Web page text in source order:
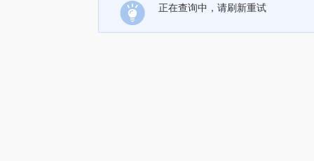
正在查询中，请刷新重试